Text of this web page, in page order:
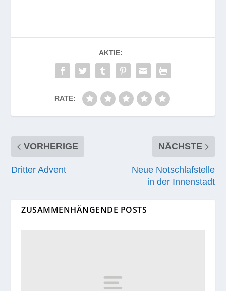
AKTIE:
RATE:
VORHERIGE
Dritter Advent
NÄCHSTE
Neue Notschlafstelle
in der Innenstadt
ZUSAMMENHÄNGENDE POSTS